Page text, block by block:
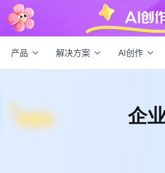
产品 解决方案 AI创作
企
企